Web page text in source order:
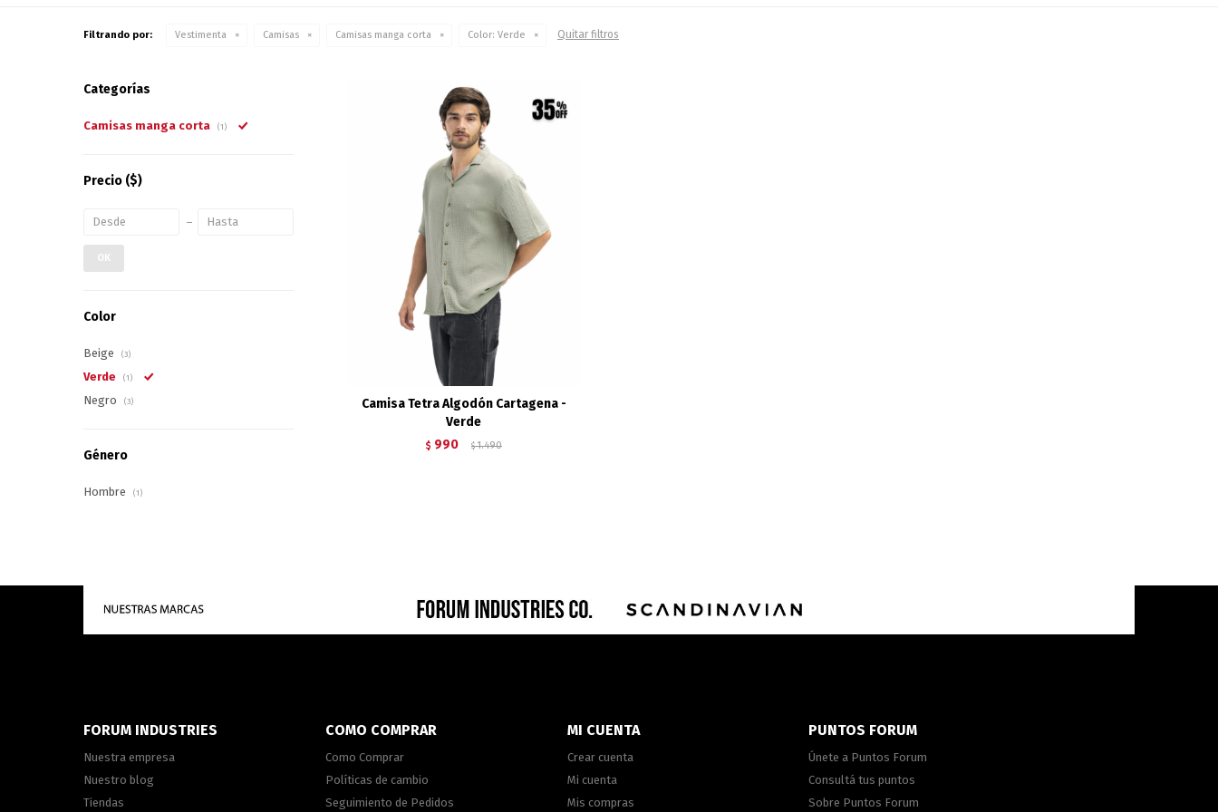
Filtrando por: Vestimenta Camisas Camisas manga corta Color: Verde Quitar filtros
Camisa Tetra Algodón Cartagena -
Verde
$ 990 $ 1.490
Categorías
Camisas manga corta (1)
Precio ($)
OK
Color
Beige (3)
Verde (1)
Negro (3)
Género
Hombre (1)
FORUM INDUSTRIES
Nuestra empresa
Nuestro blog
Tiendas
COMO COMPRAR
Como Comprar
Políticas de cambio
Seguimiento de Pedidos
MI CUENTA
Crear cuenta
Mi cuenta
Mis compras
PUNTOS FORUM
Únete a Puntos Forum
Consultá tus puntos
Sobre Puntos Forum